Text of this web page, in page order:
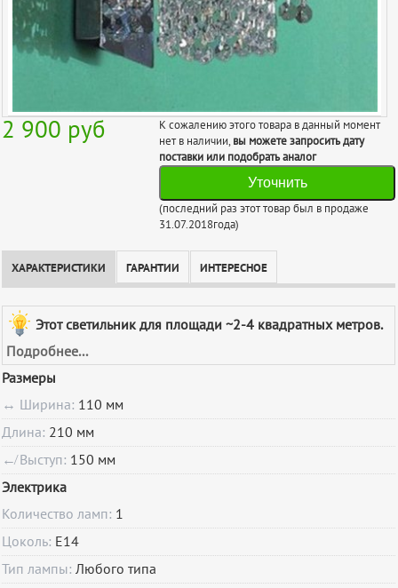
2 900 руб
К сожалению этого товара в данный момент
нет в наличии,вы можете запросить дату
поставки или подобрать аналог
Уточнить
(последний раз этот товар был в продаже
31.07.2018года)
ХАРАКТЕРИСТИКИ ГАРАНТИИ ИНТЕРЕСНОЕ
Этот светильник для площади ~2-4 квадратных метров.
Подробнее...
Размеры
↔ Ширина: 110 мм
Длина: 210 мм
↚ Выступ: 150 мм
Электрика
Количество ламп: 1
Цоколь: E14
Тип лампы:Любого типа